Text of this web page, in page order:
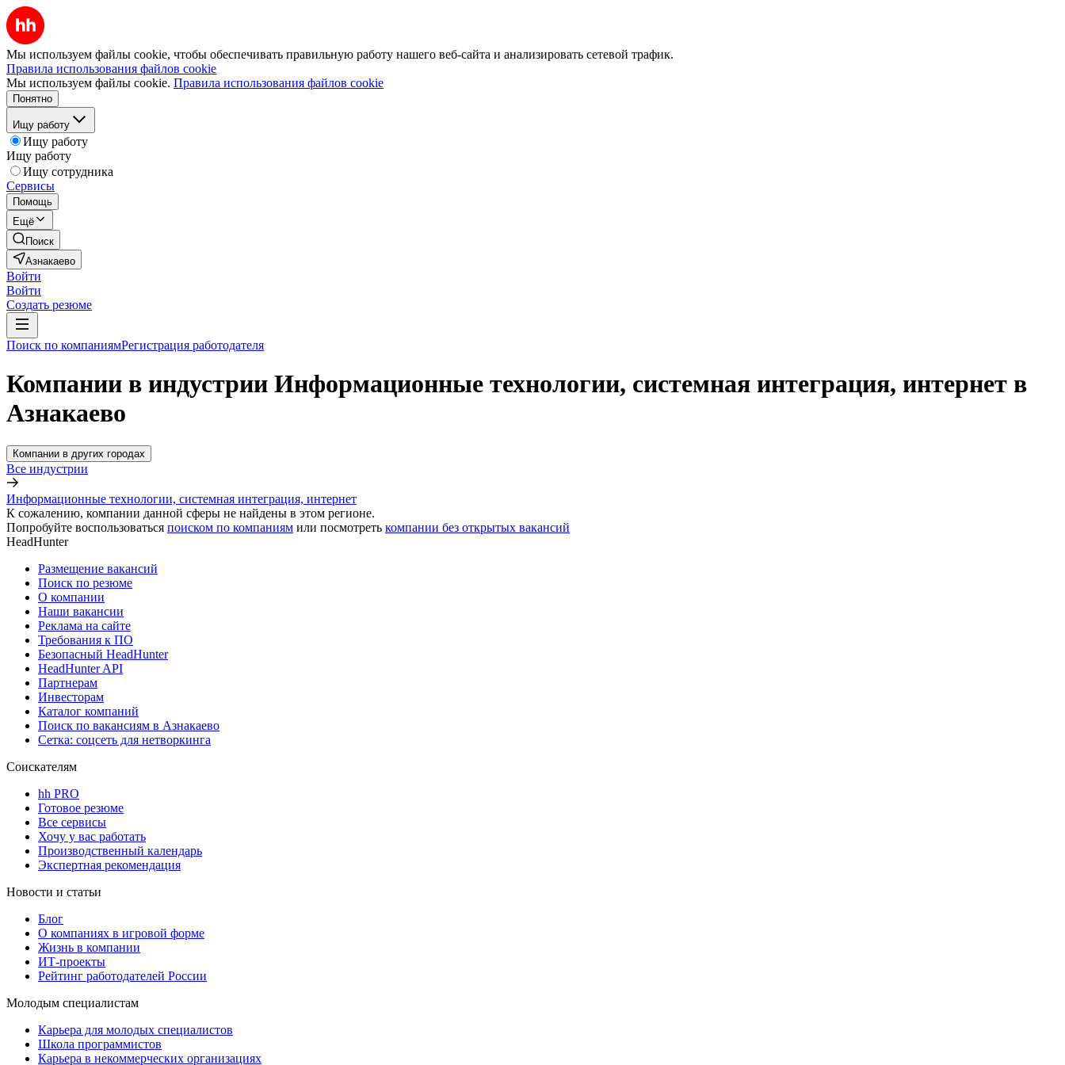
Мы используем файлы cookie, чтобы обеспечивать правильную работу нашего веб-сайта и анализировать сетевой трафик.
Правила использования файлов cookie
Мы используем файлы cookie. Правила использования файлов cookie
Понятно
Ищу работу
Ищу работу
Ищу работу
Ищу сотрудника
Сервисы
Помощь
Ещё
Поиск
Азнакаево
Войти
Войти
Создать резюме
Поиск по компаниямРегистрация работодателя
Компании в индустрии Информационные технологии, системная интеграция, интернет в
Азнакаево
Компании в других городах
Все индустрии
Информационные технологии, системная интеграция, интернет
К сожалению, компании данной сферы не найдены в этом регионе.
Попробуйте воспользоваться поиском по компаниям или посмотреть компании без открытых вакансий
HeadHunter
Размещение вакансий
Поиск по резюме
О компании
Наши вакансии
Реклама на сайте
Требования к ПО
Безопасный HeadHunter
HeadHunter API
Партнерам
Инвесторам
Каталог компаний
Поиск по вакансиям в Азнакаево
Сетка: соцсеть для нетворкинга
Соискателям
hh PRO
Готовое резюме
Все сервисы
Хочу у вас работать
Производственный календарь
Экспертная рекомендация
Новости и статьи
Блог
О компаниях в игровой форме
Жизнь в компании
ИТ-проекты
Рейтинг работодателей России
Молодым специалистам
Карьера для молодых специалистов
Школа программистов
Карьера в некоммерческих организациях